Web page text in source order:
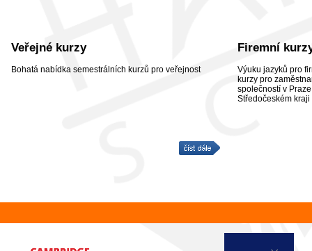
Veřejné kurzy
Bohatá nabídka semestrálních kurzů pro veřejnost
Firemní
Výuku jazyků pro
kurzy pro
společností v
Středočeském kraji